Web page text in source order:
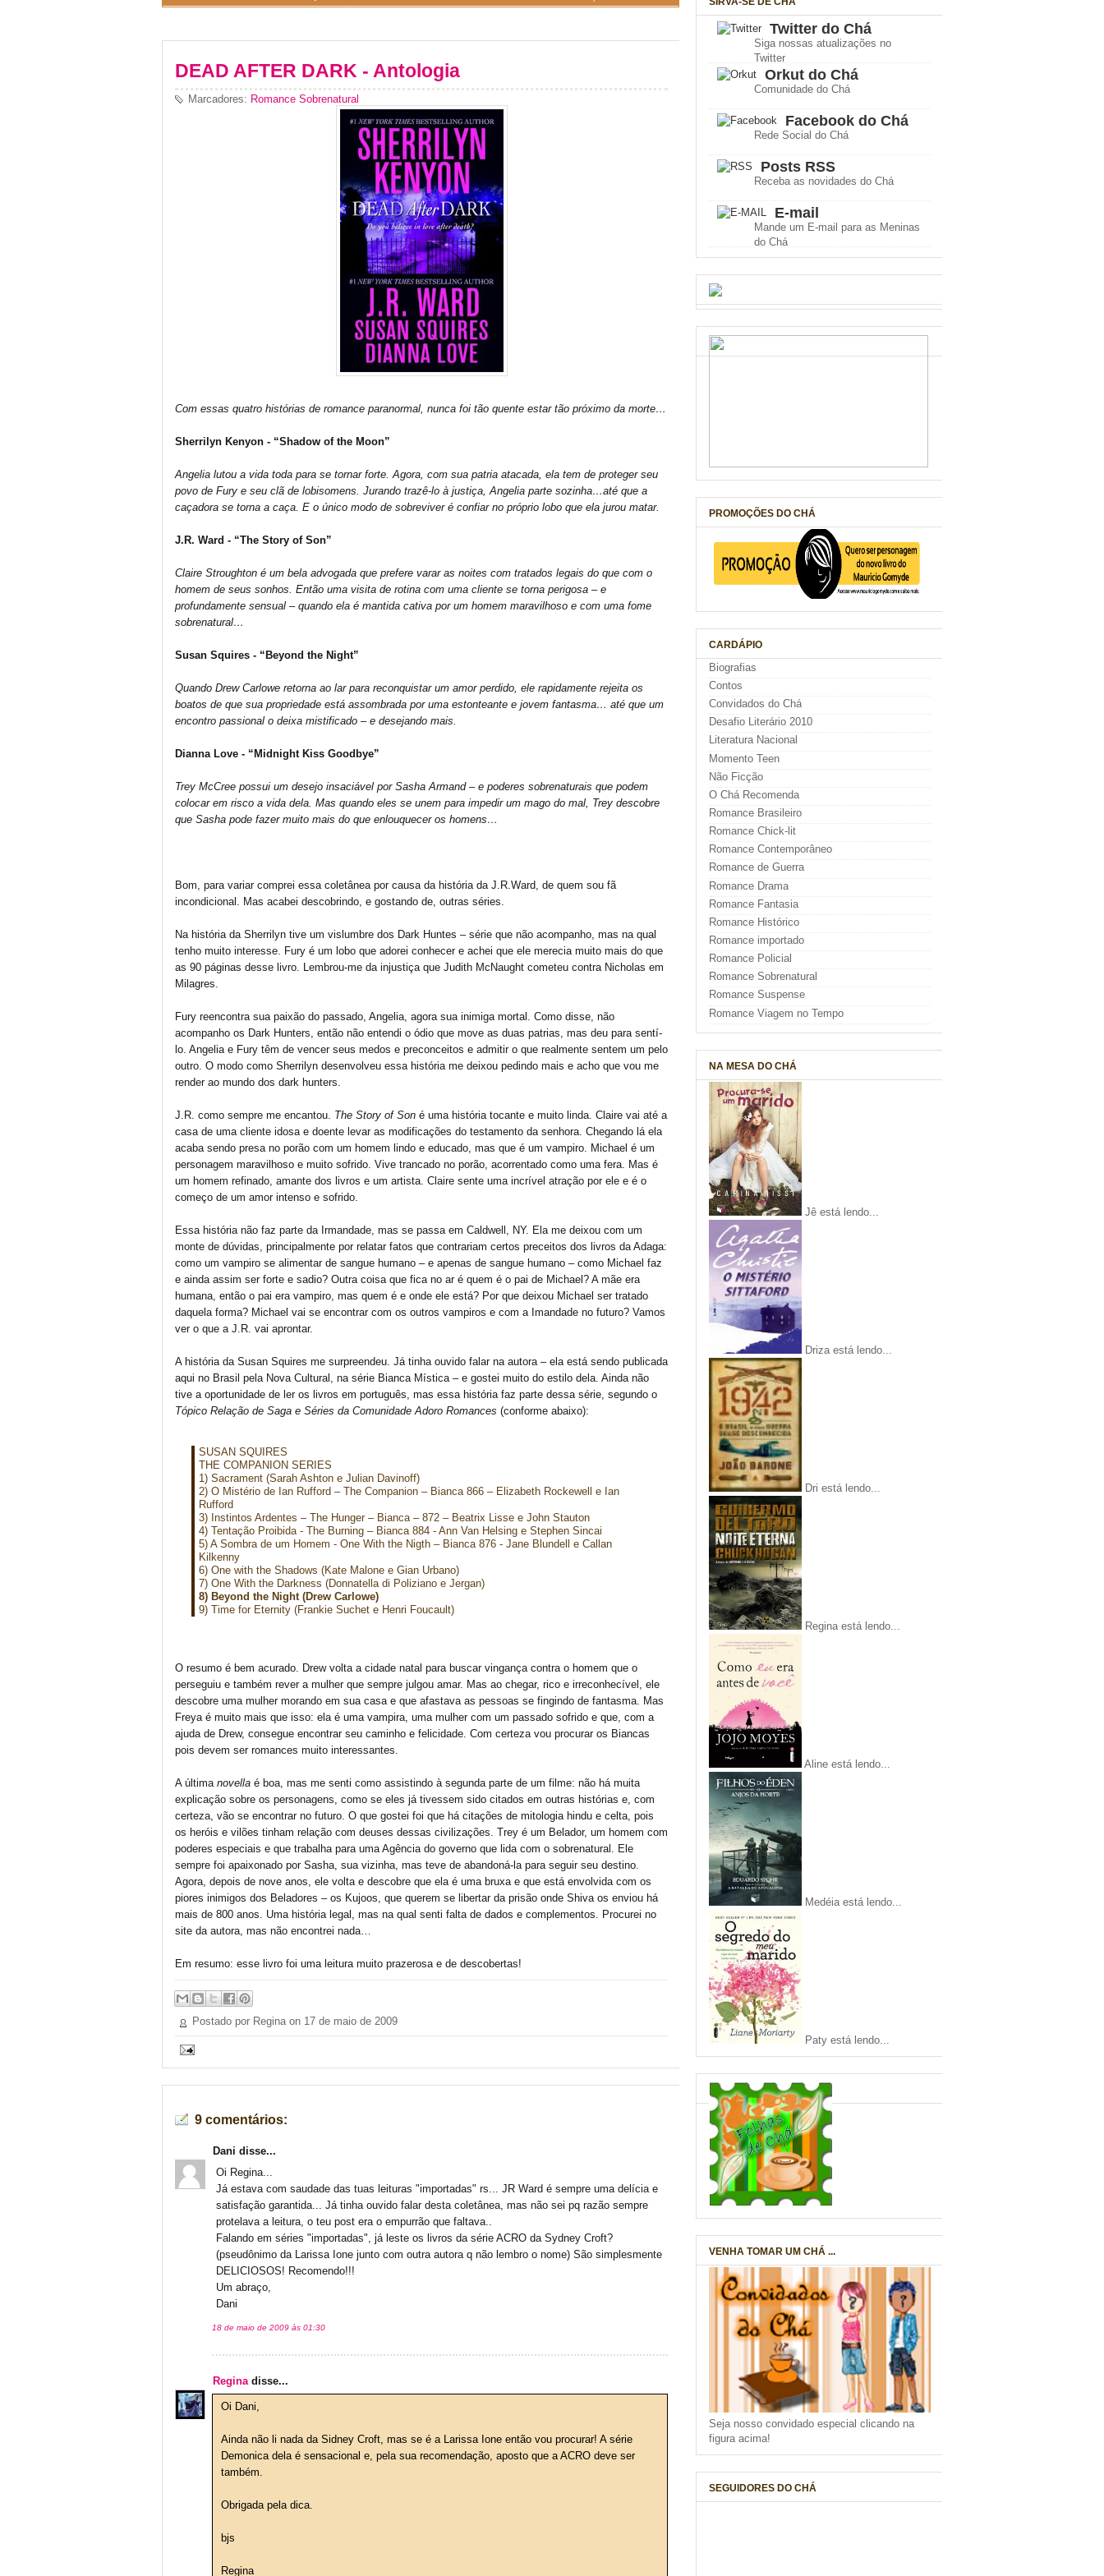
DEAD AFTER DARK - Antologia
Marcadores: Romance Sobrenatural
Com essas quatro histórias de romance paranormal, nunca foi tão quente estar tão próximo da morte…
Sherrilyn Kenyon - “Shadow of the Moon”
Angelia lutou a vida toda para se tornar forte. Agora, com sua patria atacada, ela tem de proteger seu
povo de Fury e seu clã de lobisomens. Jurando trazê-lo à justiça, Angelia parte sozinha…até que a
caçadora se torna a caça. E o único modo de sobreviver é confiar no próprio lobo que ela jurou matar.
J.R. Ward - “The Story of Son”
Claire Stroughton é um bela advogada que prefere varar as noites com tratados legais do que com o
homem de seus sonhos. Então uma visita de rotina com uma cliente se torna perigosa – e
profundamente sensual – quando ela é mantida cativa por um homem maravilhoso e com uma fome
sobrenatural…
Susan Squires - “Beyond the Night”
Quando Drew Carlowe retorna ao lar para reconquistar um amor perdido, ele rapidamente rejeita os
boatos de que sua propriedade está assombrada por uma estonteante e jovem fantasma… até que um
encontro passional o deixa mistificado – e desejando mais.
Dianna Love - “Midnight Kiss Goodbye”
Trey McCree possui um desejo insaciável por Sasha Armand – e poderes sobrenaturais que podem
colocar em risco a vida dela. Mas quando eles se unem para impedir um mago do mal, Trey descobre
que Sasha pode fazer muito mais do que enlouquecer os homens…
Bom, para variar comprei essa coletânea por causa da história da J.R.Ward, de quem sou fã
incondicional. Mas acabei descobrindo, e gostando de, outras séries.
Na história da Sherrilyn tive um vislumbre dos Dark Huntes – série que não acompanho, mas na qual
tenho muito interesse. Fury é um lobo que adorei conhecer e achei que ele merecia muito mais do que
as 90 páginas desse livro. Lembrou-me da injustiça que Judith McNaught cometeu contra Nicholas em
Milagres.
Fury reencontra sua paixão do passado, Angelia, agora sua inimiga mortal. Como disse, não
acompanho os Dark Hunters, então não entendi o ódio que move as duas patrias, mas deu para sentí-
lo. Angelia e Fury têm de vencer seus medos e preconceitos e admitir o que realmente sentem um pelo
outro. O modo como Sherrilyn desenvolveu essa história me deixou pedindo mais e acho que vou me
render ao mundo dos dark hunters.
J.R. como sempre me encantou. The Story of Son é uma história tocante e muito linda. Claire vai até a
casa de uma cliente idosa e doente levar as modificações do testamento da senhora. Chegando lá ela
acaba sendo presa no porão com um homem lindo e educado, mas que é um vampiro. Michael é um
personagem maravilhoso e muito sofrido. Vive trancado no porão, acorrentado como uma fera. Mas é
um homem refinado, amante dos livros e um artista. Claire sente uma incrível atração por ele e é o
começo de um amor intenso e sofrido.
Essa história não faz parte da Irmandade, mas se passa em Caldwell, NY. Ela me deixou com um
monte de dúvidas, principalmente por relatar fatos que contrariam certos preceitos dos livros da Adaga:
como um vampiro se alimentar de sangue humano – e apenas de sangue humano – como Michael faz
e ainda assim ser forte e sadio? Outra coisa que fica no ar é quem é o pai de Michael? A mãe era
humana, então o pai era vampiro, mas quem é e onde ele está? Por que deixou Michael ser tratado
daquela forma? Michael vai se encontrar com os outros vampiros e com a Imandade no futuro? Vamos
ver o que a J.R. vai aprontar.
A história da Susan Squires me surpreendeu. Já tinha ouvido falar na autora – ela está sendo publicada
aqui no Brasil pela Nova Cultural, na série Bianca Mística – e gostei muito do estilo dela. Ainda não
tive a oportunidade de ler os livros em português, mas essa história faz parte dessa série, segundo o
Tópico Relação de Saga e Séries da Comunidade Adoro Romances (conforme abaixo):
SUSAN SQUIRES
THE COMPANION SERIES
1) Sacrament (Sarah Ashton e Julian Davinoff)
2) O Mistério de Ian Rufford – The Companion – Bianca 866 – Elizabeth Rockewell e Ian
Rufford
3) Instintos Ardentes – The Hunger – Bianca – 872 – Beatrix Lisse e John Stauton
4) Tentação Proibida - The Burning – Bianca 884 - Ann Van Helsing e Stephen Sincai
5) A Sombra de um Homem - One With the Nigth – Bianca 876 - Jane Blundell e Callan
Kilkenny
6) One with the Shadows (Kate Malone e Gian Urbano)
7) One With the Darkness (Donnatella di Poliziano e Jergan)
8) Beyond the Night (Drew Carlowe)
9) Time for Eternity (Frankie Suchet e Henri Foucault)
O resumo é bem acurado. Drew volta a cidade natal para buscar vingança contra o homem que o
perseguiu e também rever a mulher que sempre julgou amar. Mas ao chegar, rico e irreconhecível, ele
descobre uma mulher morando em sua casa e que afastava as pessoas se fingindo de fantasma. Mas
Freya é muito mais que isso: ela é uma vampira, uma mulher com um passado sofrido e que, com a
ajuda de Drew, consegue encontrar seu caminho e felicidade. Com certeza vou procurar os Biancas
pois devem ser romances muito interessantes.
A última novella é boa, mas me senti como assistindo à segunda parte de um filme: não há muita
explicação sobre os personagens, como se eles já tivessem sido citados em outras histórias e, com
certeza, vão se encontrar no futuro. O que gostei foi que há citações de mitologia hindu e celta, pois
os heróis e vilões tinham relação com deuses dessas civilizações. Trey é um Belador, um homem com
poderes especiais e que trabalha para uma Agência do governo que lida com o sobrenatural. Ele
sempre foi apaixonado por Sasha, sua vizinha, mas teve de abandoná-la para seguir seu destino.
Agora, depois de nove anos, ele volta e descobre que ela é uma bruxa e que está envolvida com os
piores inimigos dos Beladores – os Kujoos, que querem se libertar da prisão onde Shiva os enviou há
mais de 800 anos. Uma história legal, mas na qual senti falta de dados e complementos. Procurei no
site da autora, mas não encontrei nada…
Em resumo: esse livro foi uma leitura muito prazerosa e de descobertas!
Postado por Regina on 17 de maio de 2009
9 comentários:
Dani disse...
Oi Regina...
Já estava com saudade das tuas leituras "importadas" rs... JR Ward é sempre uma delícia e
satisfação garantida... Já tinha ouvido falar desta coletânea, mas não sei pq razão sempre
protelava a leitura, o teu post era o empurrão que faltava..
Falando em séries "importadas", já leste os livros da série ACRO da Sydney Croft?
(pseudônimo da Larissa Ione junto com outra autora q não lembro o nome) São simplesmente
DELICIOSOS! Recomendo!!!
Um abraço,
Dani
18 de maio de 2009 às 01:30
Reginadisse...
Oi Dani,
Ainda não li nada da Sidney Croft, mas se é a Larissa Ione então vou procurar! A série
Demonica dela é sensacional e, pela sua recomendação, aposto que a ACRO deve ser
também.
Obrigada pela dica.
bjs
Regina
Twitter do Chá
Siga nossas atualizações no
Twitter
Orkut do Chá
Comunidade do Chá
Facebook do Chá
Rede Social do Chá
Posts RSS
Receba as novidades do Chá
E-mail
Mande um E-mail para as Meninas
do Chá
PROMOÇÕES DO CHÁ
CARDÁPIO
Biografias
Contos
Convidados do Chá
Desafio Literário 2010
Literatura Nacional
Momento Teen
Não Ficção
O Chá Recomenda
Romance Brasileiro
Romance Chick-lit
Romance Contemporâneo
Romance de Guerra
Romance Drama
Romance Fantasia
Romance Histórico
Romance importado
Romance Policial
Romance Sobrenatural
Romance Suspense
Romance Viagem no Tempo
NA MESA DO CHÁ
Jê está lendo...
Driza está lendo...
Dri está lendo...
Regina está lendo...
Aline está lendo...
Medéia está lendo...
Paty está lendo...
VENHA TOMAR UM CHÁ ...
Seja nosso convidado especial clicando na
figura acima!
SEGUIDORES DO CHÁ